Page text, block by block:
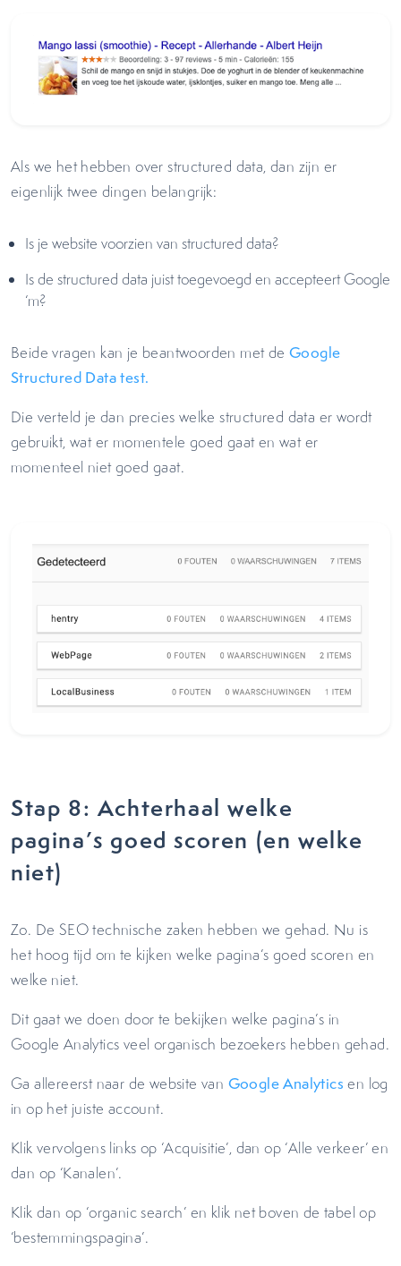
Als we het hebben over structured data, dan zijn er
eigenlijk twee dingen belangrijk:
Is je website voorzien van structured data?
Is de structured data juist toegevoegd en accepteert Google
‘m?
Beide vragen kan je beantwoorden met de Google
Structured Data test.
Die verteld je dan precies welke structured data er wordt
gebruikt, wat er momentele goed gaat en wat er
momenteel niet goed gaat.
Stap 8: Achterhaal welke
pagina’s goed scoren (en welke
niet)
Zo. De SEO technische zaken hebben we gehad. Nu is
het hoog tijd om te kijken welke pagina’s goed scoren en
welke niet.
Dit gaat we doen door te bekijken welke pagina’s in
Google Analytics veel organisch bezoekers hebben gehad.
Ga allereerst naar de website van Google Analytics en log
in op het juiste account.
Klik vervolgens links op ‘Acquisitie’, dan op ‘Alle verkeer’ en
dan op ‘Kanalen’.
Klik dan op ‘organic search’ en klik net boven de tabel op
‘bestemmingspagina’.